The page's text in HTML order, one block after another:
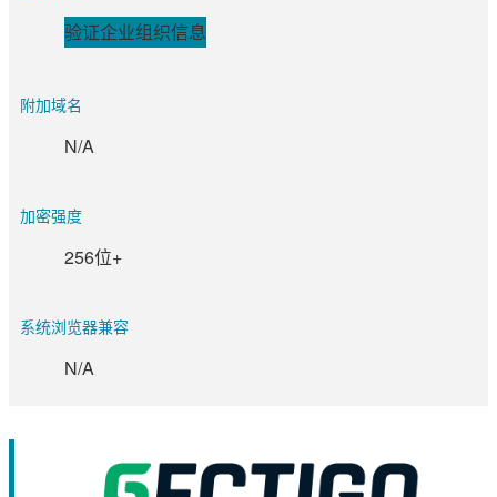
验证企业组织信息
附加域名
N/A
加密强度
256位+
系统浏览器兼容
N/A